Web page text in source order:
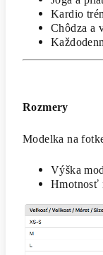
Kardio
Chôdza a
Rozmery
Modelka na
Výška
Hmotnosť